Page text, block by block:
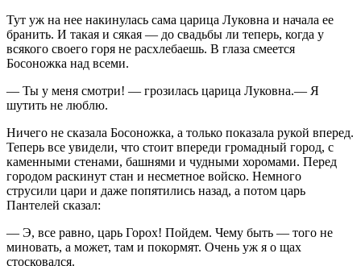
Тут уж на нее накинулась сама царица Луковна и начала ее
бранить. И такая и сякая — до свадьбы ли теперь, когда у
всякого своего горя не расхлебаешь. В глаза смеется
Босоножка над всеми.
— Ты у меня смотри! — грозилась царица Луковна.— Я
шутить не люблю.
Ничего не сказала Босоножка, а только показала рукой вперед.
Теперь все увидели, что стоит впереди громадный город, с
каменными стенами, башнями и чудными хоромами. Перед
городом раскинут стан и несметное войско. Немного
струсили цари и даже попятились назад, а потом царь
Пантелей сказал:
— Э, все равно, царь Горох! Пойдем. Чему быть — того не
миновать, а может, там и покормят. Очень уж я о щах
стосковался.